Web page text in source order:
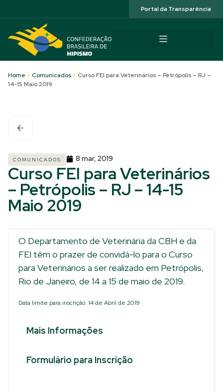
Portal da Transparência
Home > Comunicados > Curso FEI para Veterinários – Petrópolis – RJ –
14-15 Maio 2019
COMUNICADOS 8 mar, 2019
Curso FEI para Veterinários
– Petrópolis – RJ – 14-15
Maio 2019
O Departamento de Veterinária da CBH e da
FEI têm o prazer de convidá-lo para o Curso
para Veterinários a ser realizado em Petrópolis,
Rio de Janeiro, de 14 a 15 de maio de 2019.
Data limite para inscrição: 14 de Abril de 2019
Mais Informações
Formulário para Inscrição